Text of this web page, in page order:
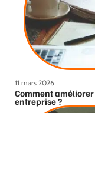
11 mars 2026
Comment
entreprise ?